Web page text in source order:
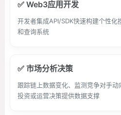
✅ Web3应用开发
开发者集成API/SDK快速构建个性化
和查询系统
✅ 市场分析决策
跟踪链上数据变化、监测竞争对手
投资或运营决策提供数据支撑